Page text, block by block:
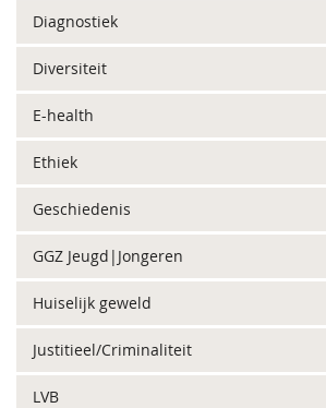
Diagnostiek
Diversiteit
E-health
Ethiek
Geschiedenis
GGZ Jeugd|Jongeren
Huiselijk geweld
Justitieel/Criminaliteit
LVB